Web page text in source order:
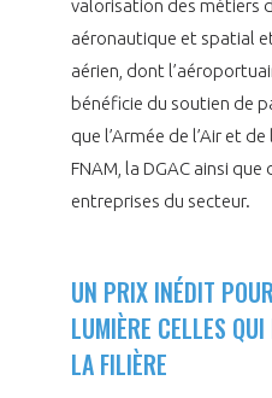
valorisation des métiers
aéronautique et spatial
aérien, dont
bénéficie du soutien de
que l’Armée de l’Air et de
FNAM, la DGAC ainsi
entreprises du secteur.
UN PRIX INÉDIT
LUMIÈRE CELLES
LA FILIÈRE